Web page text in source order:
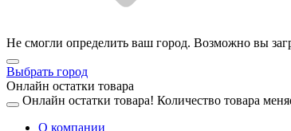
Не смогли определить ваш город. Возможно вы
Выбрать город
Онлайн остатки товара
Онлайн остатки товара! Количество товара
О компании